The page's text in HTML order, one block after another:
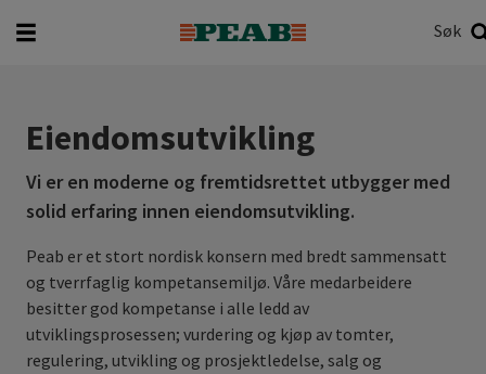
Søk
Eiendomsutvikling
Vi er en moderne og fremtidsrettet utbygger med
solid erfaring innen eiendomsutvikling.
Peab er et stort nordisk konsern med bredt sammensatt
og tverrfaglig kompetansemiljø. Våre medarbeidere
besitter god kompetanse i alle ledd av
utviklingsprosessen; vurdering og kjøp av tomter,
regulering, utvikling og prosjektledelse, salg og